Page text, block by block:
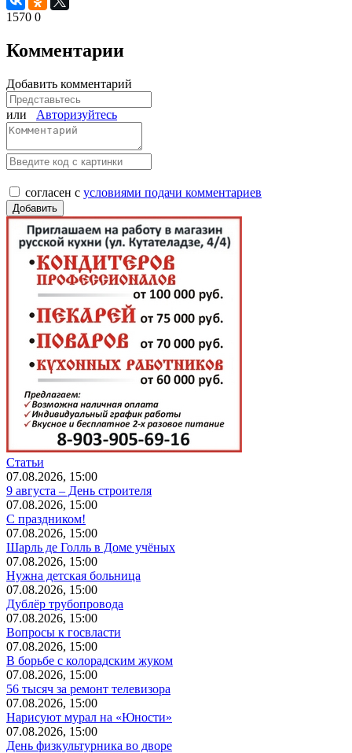
1570 0
Комментарии
Добавить комментарий
или Авторизуйтесь
согласен с условиями подачи комментариев
Статьи
07.08.2026, 15:00
9 августа – День строителя
07.08.2026, 15:00
С праздником!
07.08.2026, 15:00
Шарль де Голль в Доме учёных
07.08.2026, 15:00
Нужна детская больница
07.08.2026, 15:00
Дублёр трубопровода
07.08.2026, 15:00
Вопросы к госвласти
07.08.2026, 15:00
В борьбе с колорадским жуком
07.08.2026, 15:00
56 тысяч за ремонт телевизора
07.08.2026, 15:00
Нарисуют мурал на «Юности»
07.08.2026, 15:00
День физкультурника во дворе